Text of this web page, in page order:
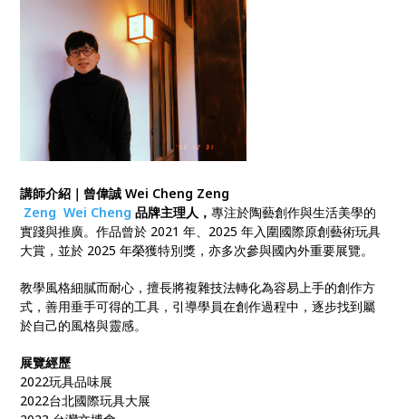
講師介紹｜曾偉誠 Wei Cheng Zeng
Zeng Wei Cheng 品牌主理人，專注於陶藝創作與生活美學的
實踐與推廣。作品曾於 2021 年、2025 年入圍國際原創藝術玩具
大賞，並於 2025 年榮獲特別獎，亦多次參與國內外重要展覽。
教學風格細膩而耐心，擅長將複雜技法轉化為容易上手的創作方
式，善用垂手可得的工具，引導學員在創作過程中，逐步找到屬
於自己的風格與靈感。
展覽經歷
2022玩具品味展
2022台北國際玩具大展